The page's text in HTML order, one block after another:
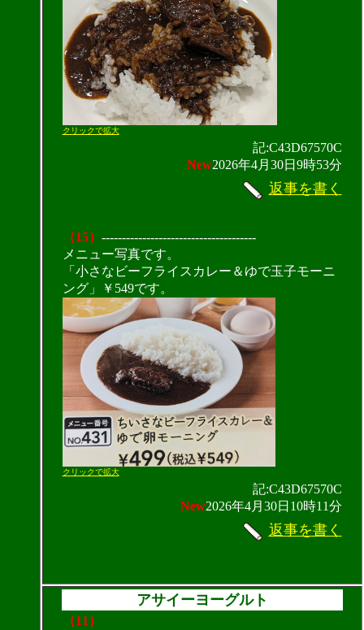
クリックで拡大
記:C43D67570C
New2026年4月30日9時53分
返事を書く
（15） --------------------------------------
メニュー写真です。
「小さなビーフライスカレー＆ゆで玉子モーニ
ング」￥549です。
クリックで拡大
記:C43D67570C
New2026年4月30日10時11分
返事を書く
アサイーヨーグルト
（11）